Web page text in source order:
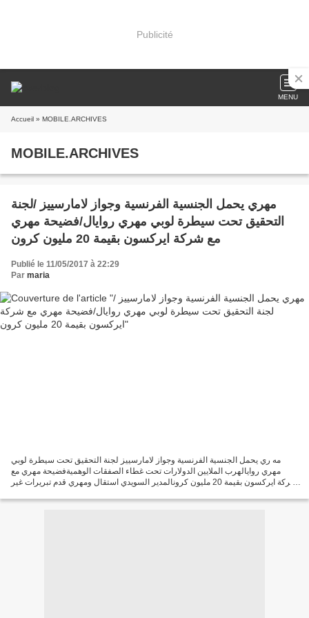
Publicité
MENU
Accueil » MOBILE.ARCHIVES
MOBILE.ARCHIVES
مهري يحمل الجنسية الفرنسية وجواز لامارسييز /لجنة
التحقيق تحت سيطرة لوبي مهري روايال/فضيحة مهري
مع شركة ايركسون بقيمة 20 مليون كرون
Publié le 11/05/2017 à 22:29
Par maria
مه ري يحمل الجنسية الفرنسية وجواز لامارسييز لجنة التحقيق تحت سيطرة لوبي
مهري روايالهرب الملايين الدولارات تحت غطاء الصفقات الوهميةفضيحة مهري مع
شركة ايركسون بقيمة 20 مليون كرونالمدير السويدي استقال ومهري قدم تبريرات غير